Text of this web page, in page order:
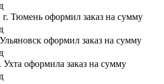
Тюмень оформил заказ на сумму
оформил заказ на сумму
оформила заказ на сумму